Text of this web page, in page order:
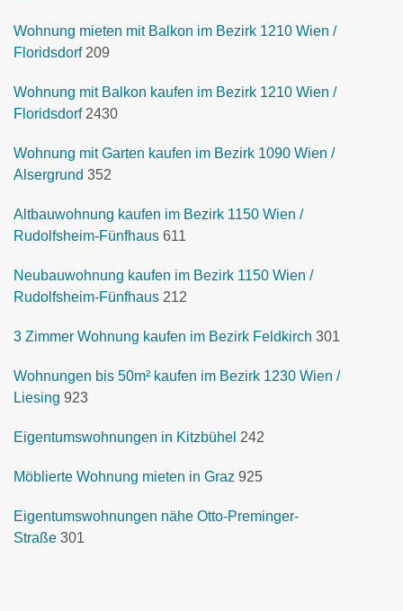
Wohnung mieten mit Balkon im Bezirk 1210 Wien /
Floridsdorf 209
Wohnung mit Balkon kaufen im Bezirk 1210 Wien /
Floridsdorf 2430
Wohnung mit Garten kaufen im Bezirk 1090 Wien /
Alsergrund 352
Altbauwohnung kaufen im Bezirk 1150 Wien /
Rudolfsheim-Fünfhaus 611
Neubauwohnung kaufen im Bezirk 1150 Wien /
Rudolfsheim-Fünfhaus 212
3 Zimmer Wohnung kaufen im Bezirk Feldkirch 301
Wohnungen bis 50m² kaufen im Bezirk 1230 Wien /
Liesing 923
Eigentumswohnungen in Kitzbühel 242
Möblierte Wohnung mieten in Graz 925
Eigentumswohnungen nähe Otto-Preminger-
Straße 301